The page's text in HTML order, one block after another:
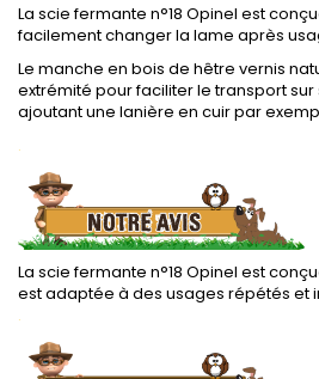
La scie fermante n°18 Opinel est
facilement changer la lame après
Le manche en bois de hêtre vernis
extrémité pour faciliter le transport
ajoutant une lanière en cuir par
.
La scie fermante n°18 Opinel est
est adaptée à des usages répétés et
.